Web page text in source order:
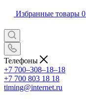
Избранные товары 0
Телефоны
+7 700‒308‒18‒18
+7 700 803 18 18
timing@internet.ru